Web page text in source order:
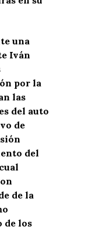
una
Iván
por la
las
del auto
de
del
de la
de los